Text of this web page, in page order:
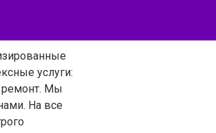
услуги:
ремонт. Мы
На все